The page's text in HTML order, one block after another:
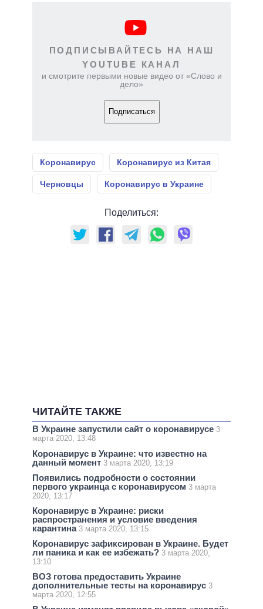
ПОДПИСЫВАЙТЕСЬ НА НАШ
YOUTUBE КАНАЛ
и смотрите первыми новые видео от «Слово и
дело»
Подписаться
Коронавирус Коронавирус из Китая
Черновцы Коронавирус в Украине
Поделиться:
ЧИТАЙТЕ ТАКЖЕ
В Украине запустили сайт о коронавирусе 3
марта 2020, 13:48
Коронавирус в Украине: что известно на
данный момент 3 марта 2020, 13:19
Появились подробности о состоянии
первого украинца с коронавирусом 3 марта
2020, 13:17
Коронавирус в Украине: риски
распространения и условие введения
карантина 3 марта 2020, 13:15
Коронавирус зафиксирован в Украине. Будет
ли паника и как ее избежать? 3 марта 2020,
13:10
ВОЗ готова предоставить Украине
дополнительные тесты на коронавирус 3
марта 2020, 12:55